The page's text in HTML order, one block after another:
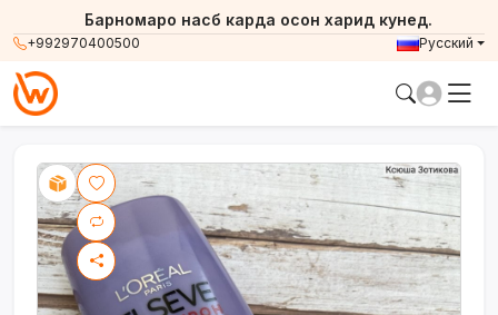
+992970400500
Барномаро насб карда осон харид кунед.
Русский